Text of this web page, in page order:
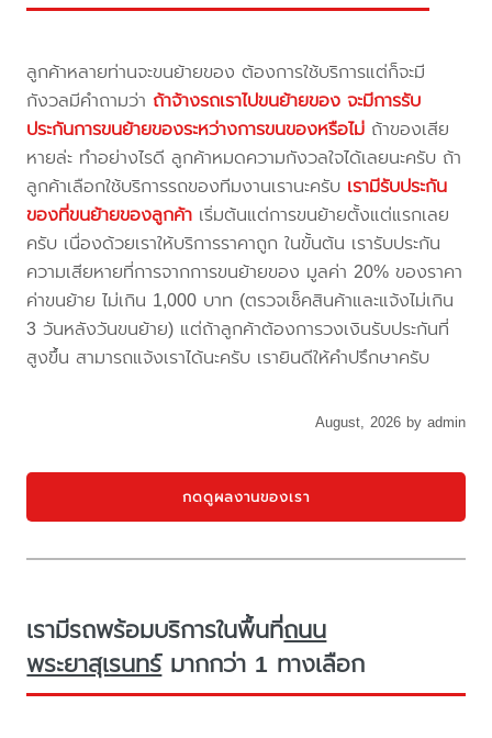
ลูกค้าหลายท่านจะขนย้ายของ ต้องการใช้บริการแต่ก็จะมี
กังวลมีคำถามว่า ถ้าจ้างรถเราไปขนย้ายของ จะมีการรับ
ประกันการขนย้ายของระหว่างการขนของหรือไม่ ถ้าของเสีย
หายล่ะ ทำอย่างไรดี ลูกค้าหมดความกังวลใจได้เลยนะครับ ถ้า
ลูกค้าเลือกใช้บริการรถของทีมงานเรานะครับ เรามีรับประกัน
ของที่ขนย้ายของลูกค้า เริ่มต้นแต่การขนย้ายตั้งแต่แรกเลย
ครับ เนื่องด้วยเราให้บริการราคาถูก ในขั้นต้น เรารับประกัน
ความเสียหายที่การจากการขนย้ายของ มูลค่า 20% ของราคา
ค่าขนย้าย ไม่เกิน 1,000 บาท (ตรวจเช็คสินค้าและแจ้งไม่เกิน
3 วันหลังวันขนย้าย) แต่ถ้าลูกค้าต้องการวงเงินรับประกันที่
สูงขึ้น สามารถแจ้งเราได้นะครับ เรายินดีให้คำปรึกษาครับ
August, 2026 by admin
กดดูผลงานของเรา
เรามีรถพร้อมบริการในพื้นที่ถนน
พระยาสุเรนทร์มากกว่า 1 ทางเลือก